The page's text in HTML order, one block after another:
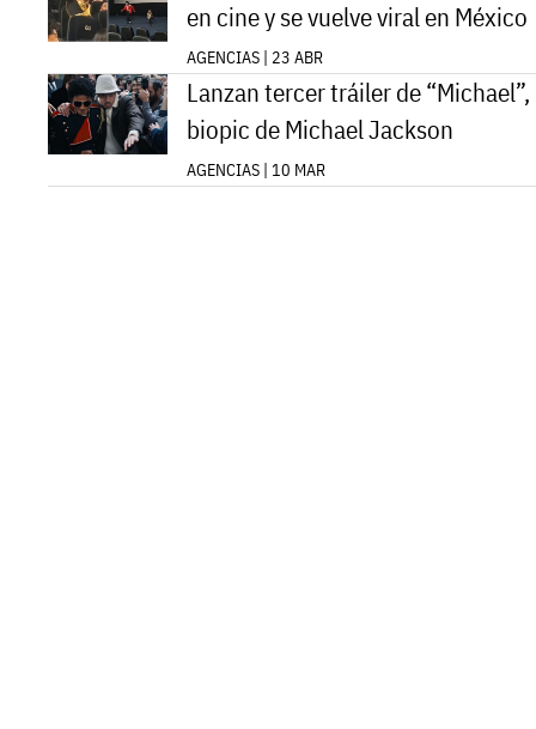
en cine y se vuelve viral en México
AGENCIAS | 23 ABR
Lanzan tercer tráiler de “Michael”,
biopic de Michael Jackson
AGENCIAS | 10 MAR